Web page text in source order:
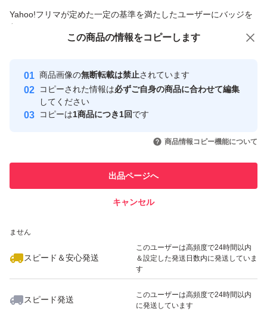
Yahoo!フリマが定めた一定の基準を満たしたユーザーにバッジを
付与しています
安心取引出品者
心・安全なユーザーです
取引実績
引を完了させた実績があります
での取引実績があります
ません
スピード＆安心発送
このユーザーは高頻度で24時間以内
＆設定した発送日数内に発送していま
す
スピード発送
このユーザーは高頻度で24時間以内
に発送しています
この商品の情報をコピーします
商品画像の無断転載は禁止されています
コピーされた情報は必ずご自身の商品に合わせて編集
してください
コピーは1商品につき1回です
商品情報コピー機能について
出品ページへ
キャンセル
この商品をみている人にオススメ
いいね！
34,900